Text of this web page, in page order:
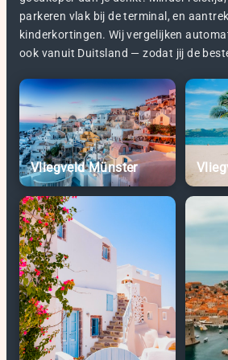
parkeren vlak bij de terminal, en
kinderkortingen. Wij vergelijken
ook vanuit Duitsland — zodat jij de
Vliegveld Münster